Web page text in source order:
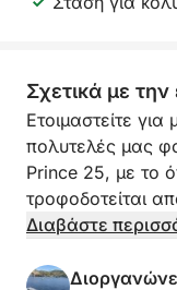
Σχετικά με την
Ετοιμαστείτε
πολυτελές μας
Prince 25, με το
τροφοδοτείται
ίππων. Με
ανακαλύψετε τα
Διαβάστε